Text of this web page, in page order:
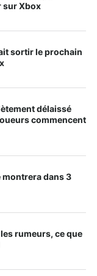
sur Xbox
sortir le prochain
délaissé
commencent
montrera dans 3
rumeurs, ce que